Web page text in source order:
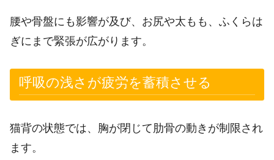
腰や骨盤にも影響が及び、お尻や太もも、ふくらは
ぎにまで緊張が広がります。
呼吸の浅さが疲労を蓄積させる
猫背の状態では、胸が閉じて肋骨の動きが制限され
ます。